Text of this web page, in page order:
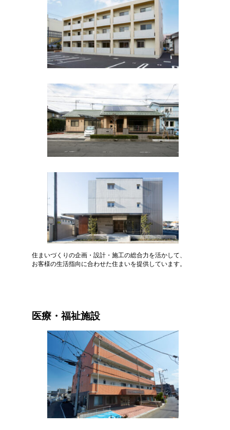
住まいづくりの企画・設計・施工の総合力を活かして、
お客様の生活指向に合わせた住まいを提供しています。
医療・福祉施設